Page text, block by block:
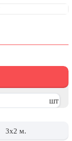
шт
3x2 м.